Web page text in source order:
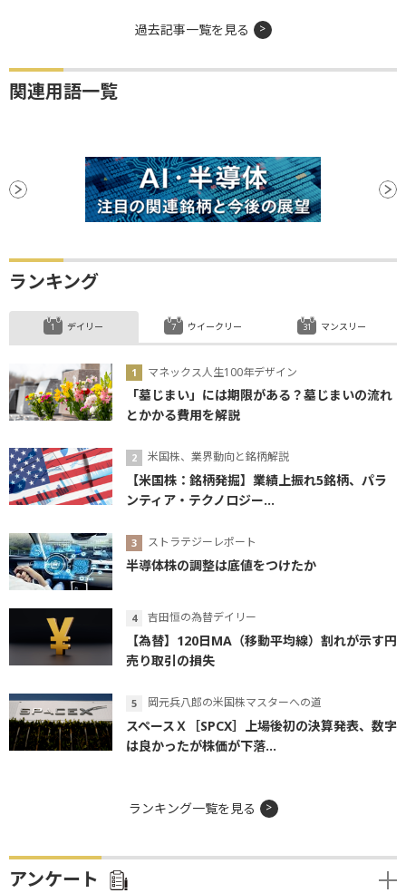
過去記事一覧を見る
関連用語一覧
ランキング
デイリー
マネックス人生100年デザイン
「墓じまい」には期限がある？墓じまいの流れ
とかかる費用を解説
米国株、業界動向と銘柄解説
【米国株：銘柄発掘】業績上振れ5銘柄、パラ
ンティア・テクノロジー...
ストラテジーレポート
半導体株の調整は底値をつけたか
吉田恒の為替デイリー
【為替】120日MA（移動平均線）割れが示す円
売り取引の損失
岡元兵八郎の米国株マスターへの道
スペースＸ［SPCX］上場後初の決算発表、数字
は良かったが株価が下落...
ウイークリー マンスリー
ランキング一覧を見る
アンケート